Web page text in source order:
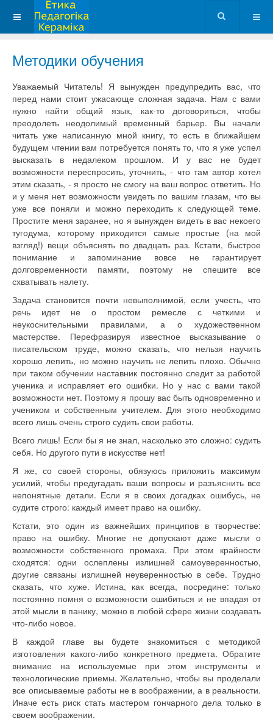
Методики обучения
Уважаемый Читатель! Я вынужден предупредить вас, что
перед нами стоит ужасающе сложная задача. Нам с вами
нужно найти общий язык, как-то договориться, чтобы
преодолеть неодолимый временный барьер. Вы начали
читать уже написанную мной книгу, то есть в ближайшем
будущем чтении вам потребуется понять то, что я уже успел
высказать в недалеком прошлом. И у вас не будет
возможности переспросить, уточнить, - что там автор хотел
этим сказать, - я просто не смогу на ваш вопрос ответить. Но
и у меня нет возможности увидеть по вашим глазам, что вы
уже все поняли и можно переходить к следующей теме.
Простите меня заранее, но я вынужден видеть в вас некоего
тугодума, которому приходится самые простые (на мой
взгляд!) вещи объяснять по двадцать раз. Кстати, быстрое
понимание и запоминание вовсе не гарантирует
долговременности памяти, поэтому не спешите все
схватывать налету.
Задача становится почти невыполнимой, если учесть, что
речь идет не о простом ремесле с четкими и
неукоснительными правилами, а о художественном
мастерстве. Перефразируя известное высказывание о
писательском труде, можно сказать, что нельзя научить
хорошо лепить, но можно научить не лепить плохо. Обычно
при таком обучении наставник постоянно следит за работой
ученика и исправляет его ошибки. Но у нас с вами такой
возможности нет. Поэтому я прошу вас быть одновременно и
учеником и собственным учителем. Для этого необходимо
всего лишь очень строго судить свои работы.
Всего лишь! Если бы я не знал, насколько это сложно: судить
себя. Но другого пути в искусстве нет!
Я же, со своей стороны, обязуюсь приложить максимум
усилий, чтобы предугадать ваши вопросы и разъяснить все
непонятные детали. Если я в своих догадках ошибусь, не
судите строго: каждый имеет право на ошибку.
Кстати, это один из важнейших принципов в творчестве:
право на ошибку. Многие не допускают даже мысли о
возможности собственного промаха. При этом крайности
сходятся: одни ослеплены излишней самоуверенностью,
другие связаны излишней неуверенностью в себе. Трудно
сказать, что хуже. Истина, как всегда, посредине: только
постоянно помня о возможности ошибиться и не впадая от
этой мысли в панику, можно в любой сфере жизни создавать
что-либо новое.
В каждой главе вы будете знакомиться с методикой
изготовления какого-либо конкретного предмета. Обратите
внимание на используемые при этом инструменты и
технологические приемы. Желательно, чтобы вы проделали
все описываемые работы не в воображении, а в реальности.
Иначе есть риск стать мастером гончарного дела только в
своем воображении.